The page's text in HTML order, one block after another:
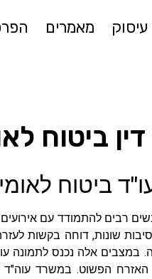
מאמרים
ביטוח
ביטוח
רבים להתמודד עם
שונות, דוחה בקשות
במצבים אלה נכנס לתמונה
הפשוט. במשרד עוה"ד